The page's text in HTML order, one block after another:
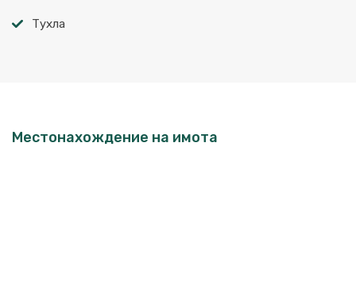
Тухла
Местонахождение на имота